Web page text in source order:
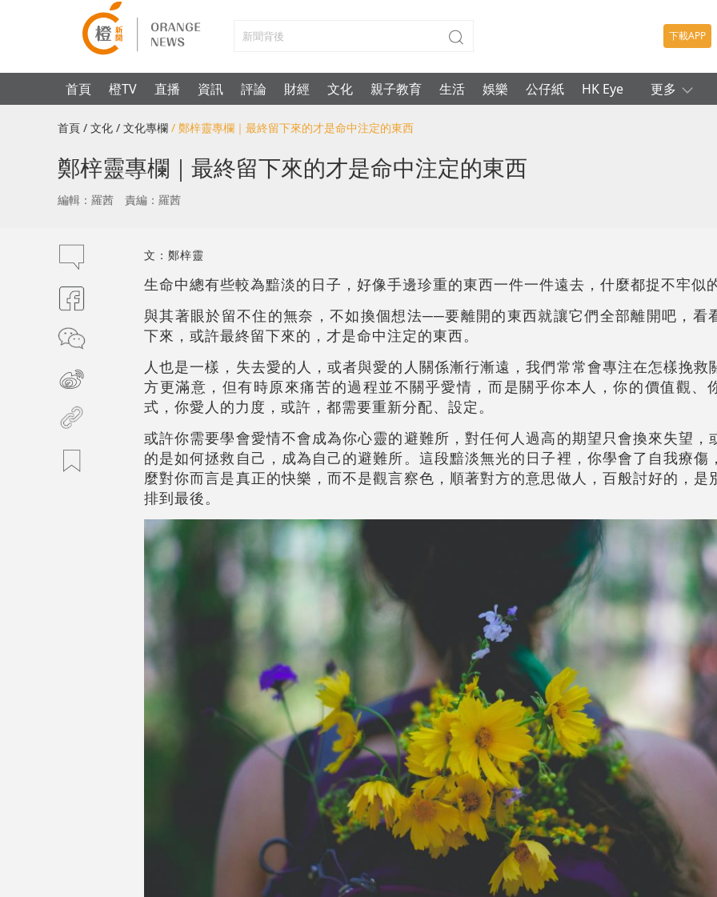
下載APP
首頁 橙TV 直播 資訊 評論 財經 文化 親子教育 生活 娛樂 公仔紙 HK Eye 更多
首頁 / 文化 / 文化專欄 / 鄭梓靈專欄｜最終留下來的才是命中注定的東西
鄭梓靈專欄｜最終留下來的才是命中注定的東西
編輯：羅茜 責編：羅茜
文：鄭梓靈
生命中總有些較為黯淡的日子，好像手邊珍重的東西一件一件遠去，什麼都捉不牢似
與其著眼於留不住的無奈，不如換個想法──要離開的東西就讓它們全部離開吧，看
下來，或許最終留下來的，才是命中注定的東西。
人也是一樣，失去愛的人，或者與愛的人關係漸行漸遠，我們常常會專注在怎樣挽救
方更滿意，但有時原來痛苦的過程並不關乎愛情，而是關乎你本人，你的價值觀、
式，你愛人的力度，或許，都需要重新分配、設定。
或許你需要學會愛情不會成為你心靈的避難所，對任何人過高的期望只會換來失望，
的是如何拯救自己，成為自己的避難所。這段黯淡無光的日子裡，你學會了自我療傷
麼對你而言是真正的快樂，而不是觀言察色，順著對方的意思做人，百般討好的，是
排到最後。